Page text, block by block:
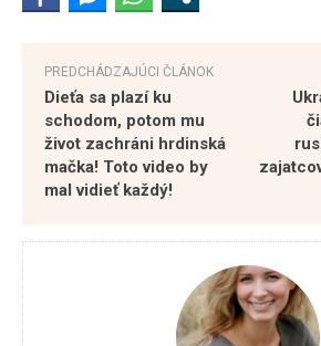
PREDCHÁDZAJÚCI ČLÁNOK
Dieťa sa plazí ku
schodom, potom mu
život zachráni hrdinská
mačka! Toto video by
mal vidieť každý!